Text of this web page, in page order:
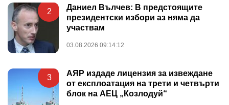
2
Даниел Вълчев: В предстоящите
президентски избори аз няма да
участвам
03.08.2026 09:14:12
3
АЯР издаде лицензия за извеждане
от експлоатация на трети и четвърти
блок на АЕЦ „Козлодуй“